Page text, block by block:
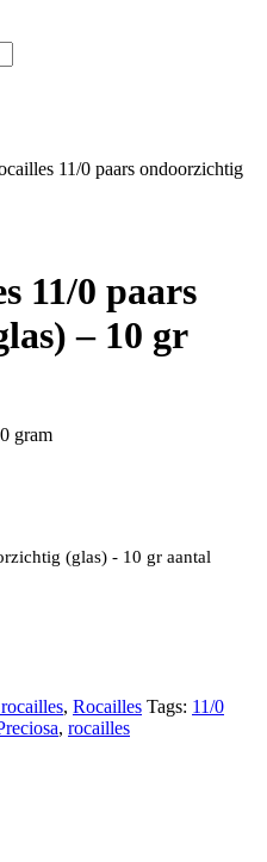
11/0 paars ondoorzichtig
11/0 paars
– 10 gr
gram
(glas) - 10 gr aantal
, Rocailles Tags: 11/0
, rocailles